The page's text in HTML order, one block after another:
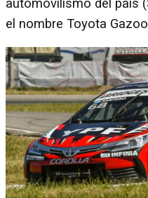
automovilismo del país
el nombre Toyota